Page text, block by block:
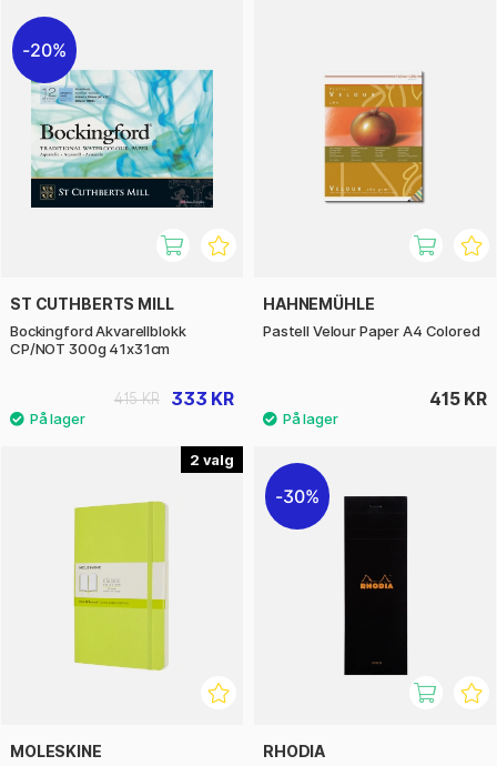
20%
ST CUTHBERTS MILL
Bockingford Akvarellblokk
CP/NOT 300g 41x31cm
333 KR
415 KR
HAHNEMÜHLE
Pastell Velour Paper A4 Colored
415 KR
2
MOLESKINE
30%
RHODIA